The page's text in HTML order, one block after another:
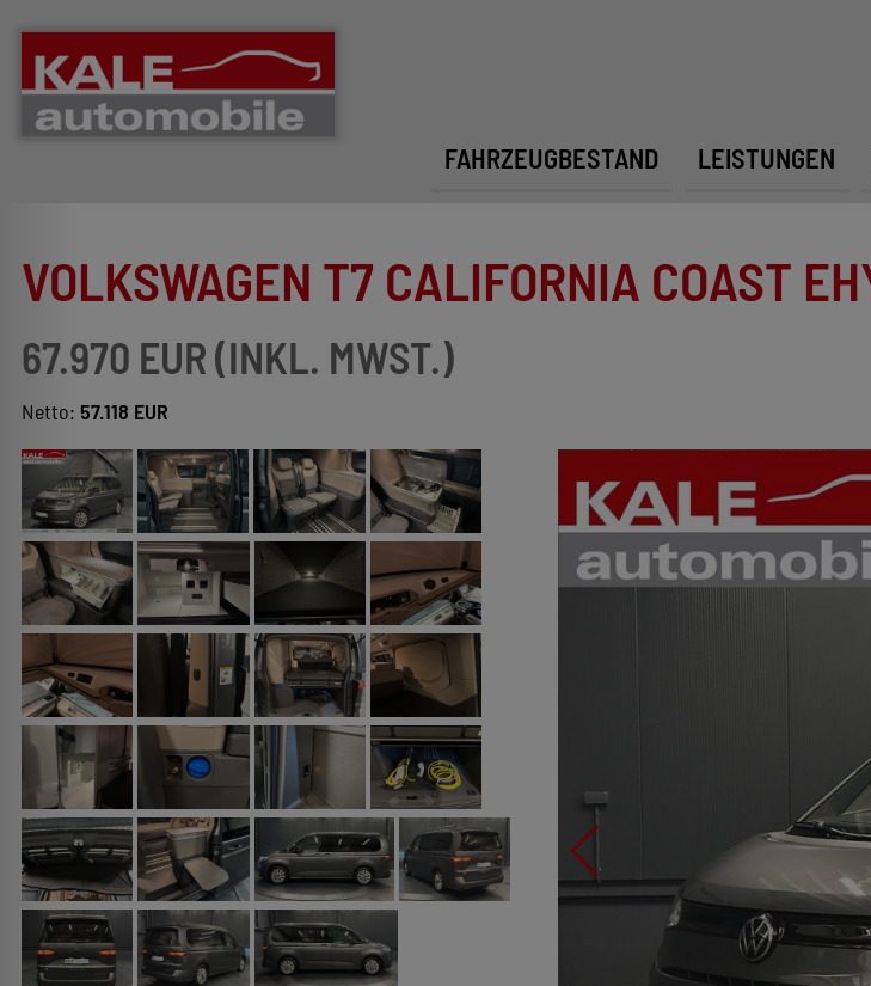
FAHRZEUGBESTAND LEISTUNGEN
VOLKSWAGEN T7 CALIFORNIA COAST
67.970 EUR (INKL. MWST.)
Netto: 57.118 EUR